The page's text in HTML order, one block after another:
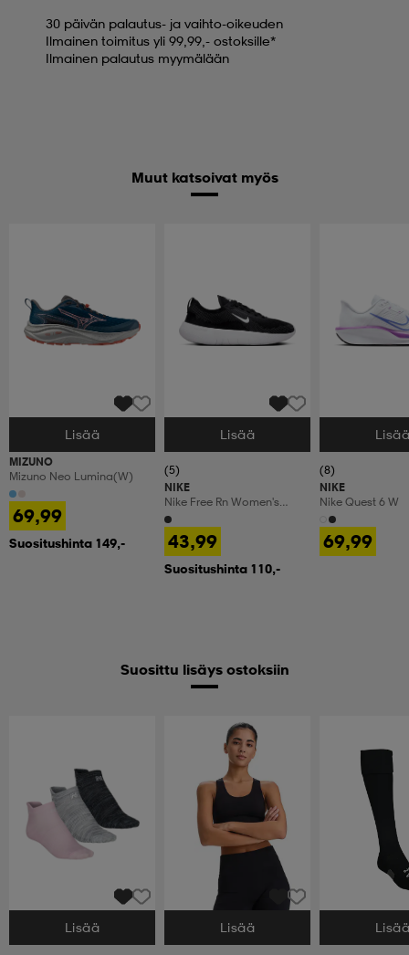
30 päivän palautus- ja vaihto-oikeuden
Ilmainen toimitus yli 99,99,- ostoksille*
Ilmainen palautus myymälään
Muut katsoivat myös
Valitse Koko
Lisää
MIZUNO
Mizuno Neo Lumina(w)
69,99
Suositushinta 149,-
Valitse Koko
Lisää
(5)
NIKE
Nike Free Rn Women's
Workout Shoes
43,99
Suositushinta 110,-
Valitse Koko
(8)
NIKE
Nike Quest 6 W
69,99
Suosittu lisäys ostoksiin
Valitse Koko
Lisää Valitse Koko
Lisää Valitse Koko